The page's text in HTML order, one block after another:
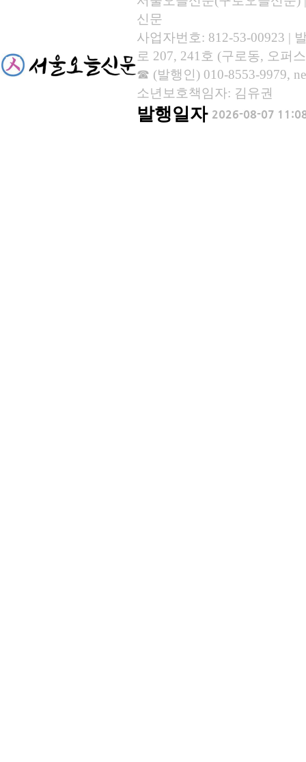
신문
사업자번호: 812-53-00923 |
로 207, 241호 (구로동, 오퍼
☎ (발행인) 010-8553-9979,
소년보호책임자: 김유권
발행일자